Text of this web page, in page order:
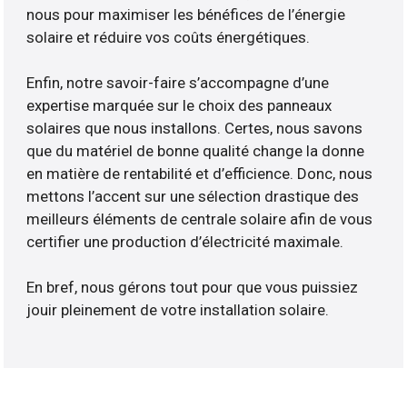
nous pour maximiser les bénéfices de l’énergie
solaire et réduire vos coûts énergétiques.
Enfin, notre savoir-faire s’accompagne d’une
expertise marquée sur le choix des panneaux
solaires que nous installons. Certes, nous savons
que du matériel de bonne qualité change la donne
en matière de rentabilité et d’efficience. Donc, nous
mettons l’accent sur une sélection drastique des
meilleurs éléments de centrale solaire afin de vous
certifier une production d’électricité maximale.
En bref, nous gérons tout pour que vous puissiez
jouir pleinement de votre installation solaire.